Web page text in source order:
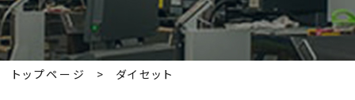
トップページ ダイセット